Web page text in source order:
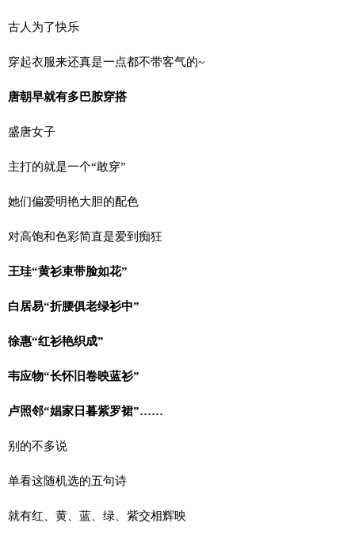
古人为了快乐
穿起衣服来还真是一点都不带客气的~
唐朝早就有多巴胺穿搭
盛唐女子
主打的就是一个“敢穿”
她们偏爱明艳大胆的配色
对高饱和色彩简直是爱到痴狂
王珪“黄衫束带脸如花”
白居易“折腰俱老绿衫中”
徐惠“红衫艳织成”
韦应物“长怀旧卷映蓝衫”
卢照邻“娼家日暮紫罗裙”……
别的不多说
单看这随机选的五句诗
就有红、黄、蓝、绿、紫交相辉映